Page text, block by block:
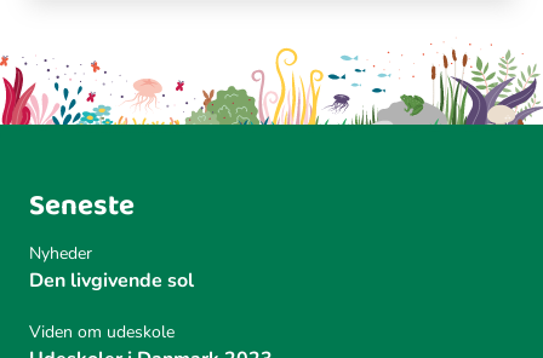
Seneste
Nyheder
Den livgivende sol
Viden om udeskole